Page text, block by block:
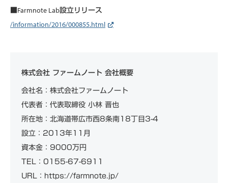
■Farmnote Lab設立リリース
/information/2016/000855.html
株式会社 ファームノート 会社概要
会社名：株式会社ファームノート
代表者：代表取締役 小林 晋也
所在地：北海道帯広市西8条南18丁目3-4
設立：2013年11月
資本金：9000万円
TEL：0155-67-6911
URL：https://farmnote.jp/